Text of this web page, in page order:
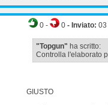
0 - 0 - Inviato: 03
"Topgun" ha scritto:
Controlla l'elaborato
GIUSTO